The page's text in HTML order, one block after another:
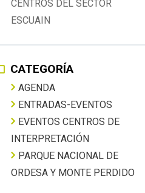
CENTROS DEL SECTOR
ESCUAIN
CATEGORÍA
AGENDA
ENTRADAS-EVENTOS
EVENTOS CENTROS DE
INTERPRETACIÓN
PARQUE NACIONAL DE
ORDESA Y MONTE PERDIDO